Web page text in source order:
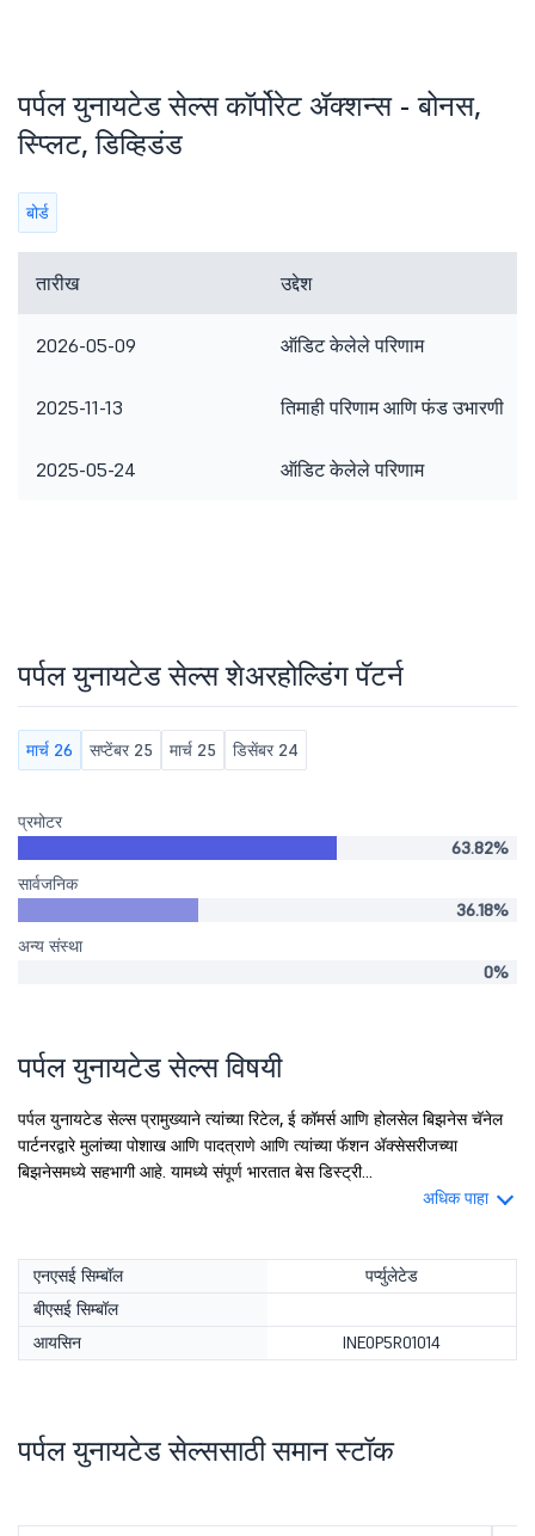
पर्पल युनायटेड सेल्स कॉर्पोरेट ॲक्शन्स - बोनस,
स्प्लिट, डिव्हिडंड
बोर्ड
तारीख उद्देश
2026-05-09 ऑडिट केलेले परिणाम
2025-11-13 तिमाही परिणाम आणि फंड उभारणी
2025-05-24 ऑडिट केलेले परिणाम
पर्पल युनायटेड सेल्स शेअरहोल्डिंग पॅटर्न
मार्च 26 सप्टेंबर 25 मार्च 25 डिसेंबर 24
प्रमोटर
63.82%
सार्वजनिक
36.18%
अन्य संस्था
0%
पर्पल युनायटेड सेल्स विषयी
पर्पल युनायटेड सेल्स प्रामुख्याने त्यांच्या रिटेल, ई कॉमर्स आणि होलसेल बिझनेस चॅनेल
पार्टनरद्वारे मुलांच्या पोशाख आणि पादत्राणे आणि त्यांच्या फॅशन ॲक्सेसरीजच्या
बिझनेसमध्ये सहभागी आहे. यामध्ये संपूर्ण भारतात बेस डिस्ट्री...
अधिक पाहा
एनएसई सिम्बॉल
पर्प्युलेटेड
बीएसई सिम्बॉल
आयसिन
INE0P5R01014
पर्पल युनायटेड सेल्ससाठी समान स्टॉक